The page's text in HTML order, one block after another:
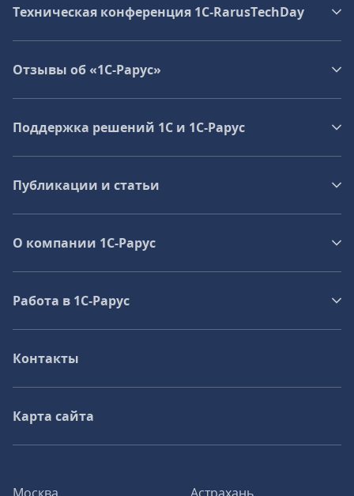
Техническая конференция 1C‑RarusTechDay
Отзывы об «1С-Рарус»
Поддержка решений 1С и 1С‑Рарус
Публикации и статьи
О компании 1C-Рарус
Работа в 1С‑Рарус
Контакты
Карта сайта